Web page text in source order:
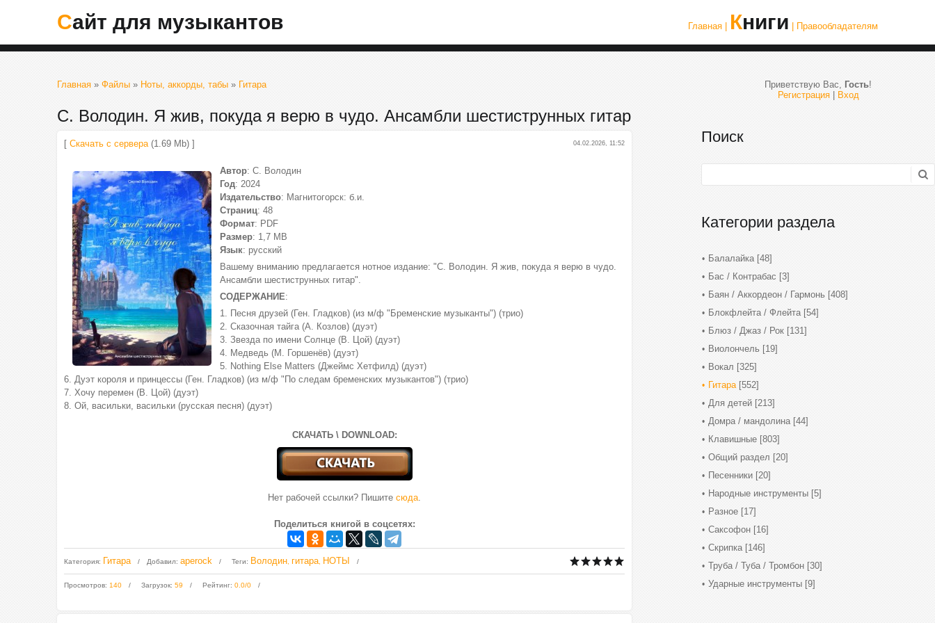
Сайт для музыкантов Главная | Книги | Правообладателям
Главная » Файлы » Ноты, аккорды, табы » Гитара
С. Володин. Я жив, покуда я верю в чудо. Ансамбли шестиструнных гитар
[ Скачать с сервера(1.69 Mb) ] 04.02.2026, 11:52
Автор: С. Володин
Год: 2024
Издательство: Магнитогорск: б.и.
Страниц: 48
Формат: PDF
Размер: 1,7 МВ
Язык: русский
Вашему вниманию предлагается нотное издание: "С. Володин. Я жив, покуда я верю в чудо.
Ансамбли шестиструнных гитар".
СОДЕРЖАНИЕ:
1. Песня друзей (Ген. Гладков) (из м/ф "Бременские музыканты") (трио)
2. Сказочная тайга (А. Козлов) (дуэт)
3. Звезда по имени Солнце (В. Цой) (дуэт)
4. Медведь (М. Горшенёв) (дуэт)
5. Nothing Else Matters (Джеймс Хетфилд) (дуэт)
6. Дуэт короля и принцессы (Ген. Гладков) (из м/ф "По следам бременских музыкантов") (трио)
7. Хочу перемен (В. Цой) (дуэт)
8. Ой, васильки, васильки (русская песня) (дуэт)
СКАЧАТЬ \ DOWNLOAD:
Нет рабочей ссылки? Пишите сюда.
Поделиться книгой в соцсетях:
Категория: Гитара Добавил: aperock Теги: Володин гитара НОТЫ
Просмотров: 140 Загрузок: 59 Рейтинг: 0.0/0
Приветствую Вас, Гость!
Регистрация| Вход
Поиск
Категории раздела
Балалайка [48]
Бас / Контрабас [3]
Баян / Аккордеон / Гармонь [408]
Блокфлейта / Флейта [54]
Блюз / Джаз / Рок [131]
Виолончель [19]
Вокал [325]
Гитара [552]
Для детей [213]
Домра / мандолина [44]
Клавишные [803]
Общий раздел [20]
Песенники [20]
Народные инструменты [5]
Разное [17]
Саксофон [16]
Скрипка [146]
Труба / Туба / Тромбон [30]
Ударные инструменты [9]